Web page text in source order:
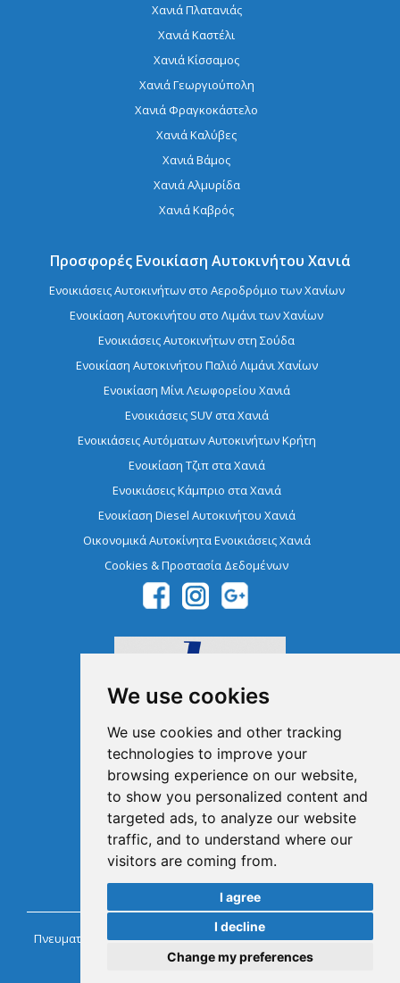
We use cookies
We use cookies and other tracking
technologies to improve your
browsing experience on our website,
to show you personalized content and
targeted ads, to analyze our website
traffic, and to understand where our
visitors are coming from.
I agree
I decline
Change my preferences
Χανιά Πλατανιάς
Χανιά Καστέλι
Χανιά Κίσσαμος
Χανιά Γεωργιούπολη
Χανιά Φραγκοκάστελο
Χανιά Καλύβες
Χανιά Βάμος
Χανιά Αλμυρίδα
Χανιά Καβρός
Προσφορές Ενοικίαση Αυτοκινήτου Χανιά
Ενοικιάσεις Αυτοκινήτων στο Αεροδρόμιο των Χανίων
Ενοικίαση Aυτοκινήτου στο Λιμάνι των Χανίων
Ενοικιάσεις Αυτοκινήτων στη Σούδα
Ενοικίαση Αυτοκινήτου Παλιό Λιμάνι Χανίων
Ενοικίαση Μίνι Λεωφορείου Χανιά
Ενοικιάσεις SUV στα Χανιά
Ενοικιάσεις Αυτόματων Αυτοκινήτων Κρήτη
Ενοικίαση Τζιπ στα Χανιά
Ενοικιάσεις Κάμπριο στα Χανιά
Ενοικίαση Diesel Αυτοκινήτου Χανιά
Οικονομικά Αυτοκίνητα Ενοικιάσεις Χανιά
Cookies & Προστασία Δεδομένων
Μέλος του Ελληνικού
Οργανισμού Τουρισμού
1041E00810043900
Πνευματικά Δικαιώματα @ Chaniacarrentals.com Ενοικιάσεις
Αυτοκινήτων Κρήτη.